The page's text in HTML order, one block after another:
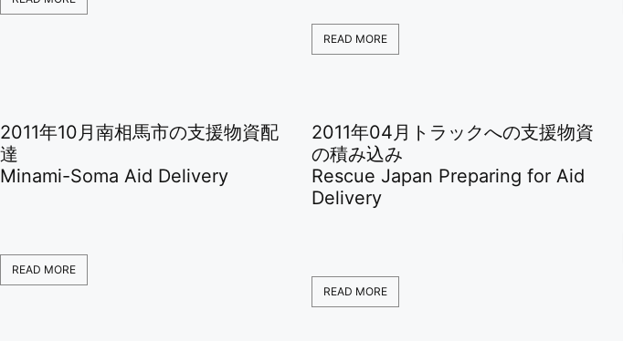
READ MORE
2011年10月南相馬市の支援物資配
達
Minami-Soma Aid Delivery
READ MORE
2011年04月トラックへの支援物資
の積み込み
Rescue Japan Preparing for Aid
Delivery
READ MORE